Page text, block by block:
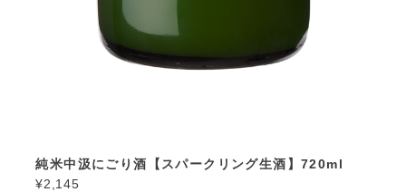
純米中汲にごり酒【スパークリング生酒】720ml
¥2,145